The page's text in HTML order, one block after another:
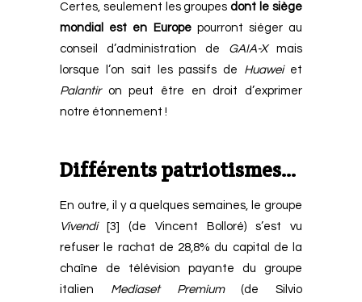
Certes, seulement les groupesdont le siège
mondial est en Europepourront siéger au
conseil d’administration de GAIA-Xmais
lorsque l’on sait les passifs de Huaweiet
Palantiron peut être en droit d’exprimer
notre étonnement !
Différents patriotismes…
En outre, il y a quelques semaines, le groupe
Vivendi
[3]
(de Vincent Bolloré) s’est vu
refuser le rachat de 28,8% du capital de la
chaîne de télévision payante du groupe
italien Mediaset Premium(de Silvio